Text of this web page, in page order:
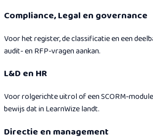
Compliance, Legal en governance
Voor het register, de classificatie en een
audit- en RFP-vragen aankan.
L&D en HR
Voor rolgerichte uitrol of een SCORM-
bewijs dat in LearnWize landt.
Directie en management